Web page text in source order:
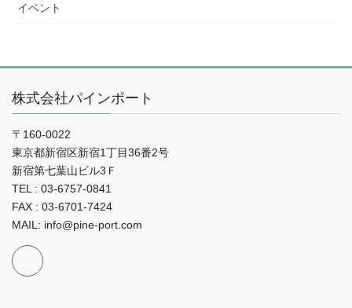
イベント
株式会社パインポート
〒160-0022
東京都新宿区新宿1丁目36番2号
新宿第七葉山ビル3Ｆ
TEL : 03-6757-0841
FAX : 03-6701-7424
MAIL: info@pine-port.com